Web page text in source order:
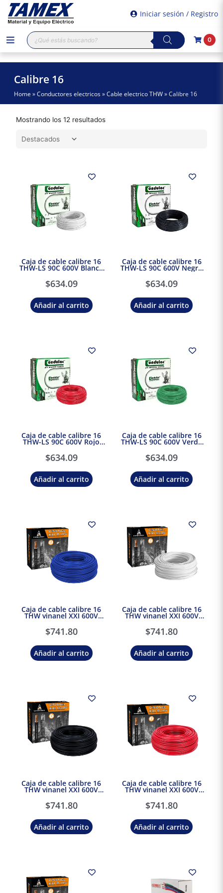
Iniciar sesión / Registro
Búsqueda
de
productos
0
Calibre 16
Home »Conductores electricos »Cable electrico THW »Calibre 16
Mostrando los 12 resultados
Caja de cable calibre 16
THW-LS 90C 600V Blanco
$634.09
Añadir al carrito
Caja de cable calibre 16
THW-LS 90C 600V Negro
$634.09
Añadir al carrito
Caja de cable calibre 16
THW-LS 90C 600V Rojo
$634.09
Añadir al carrito
Caja de cable calibre 16
THW-LS 90C 600V Verde
$634.09
Añadir al carrito
Caja de cable calibre 16
THW vinanel XXI 600V
$741.80
Añadir al carrito
Caja de cable calibre 16
THW vinanel XXI 600V
Condumex
$741.80
Añadir al carrito
Caja de cable calibre 16
THW vinanel XXI 600V
Condumex
$741.80
Añadir al carrito
Caja de cable calibre 16
THW vinanel XXI 600V
$741.80
Añadir al carrito